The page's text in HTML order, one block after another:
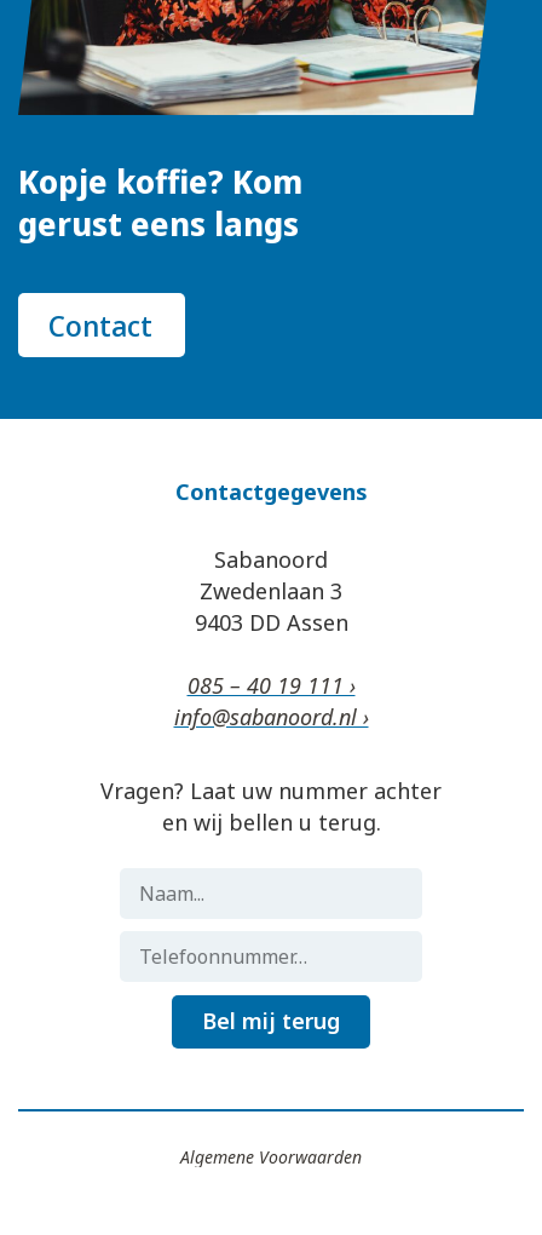
Kopje koffie? Kom
gerust eens langs
Contact
Contactgegevens
Sabanoord
Zwedenlaan 3
9403 DD Assen
085 – 40 19 111 ›
info@sabanoord.nl ›
Vragen? Laat uw nummer achter
en wij bellen u terug.
Bel mij terug
Algemene Voorwaarden